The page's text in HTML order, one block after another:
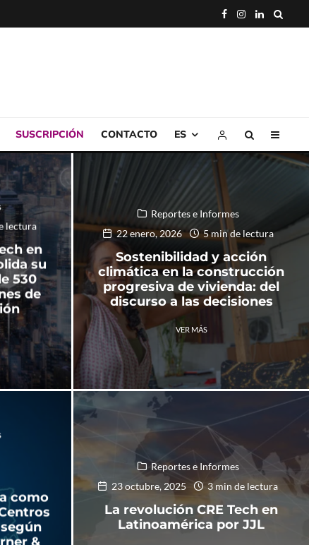
SUSCRIPCIÓN CONTACTO ES
lectura
en
su
530
de
Reportes e Informes
22 enero, 2026
5 min de lectura
Sostenibilidad y acción
climática en la construcción
progresiva de vivienda: del
discurso a las decisiones
VER MÁS
como
&
Reportes e Informes
23 octubre, 2025
3 min de lectura
La revolución CRE Tech en
Latinoamérica por JJL